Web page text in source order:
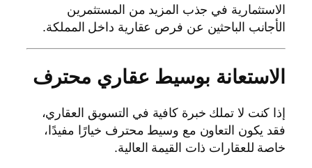
الاستثمارية في جذب المزيد من المستثمرين
الأجانب الباحثين عن فرص عقارية داخل المملكة.
الاستعانة بوسيط عقاري محترف
إذا كنت لا تملك خبرة كافية في التسويق العقاري،
فقد يكون التعاون مع وسيط محترف خيارًا مفيدًا،
خاصة للعقارات ذات القيمة العالية.